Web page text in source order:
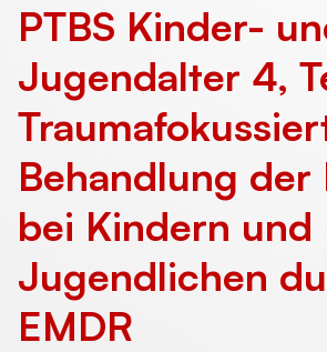
PTBS Kinder-
Jugendalter 4,
Behandlung der
bei Kindern und
Jugendlichen
EMDR